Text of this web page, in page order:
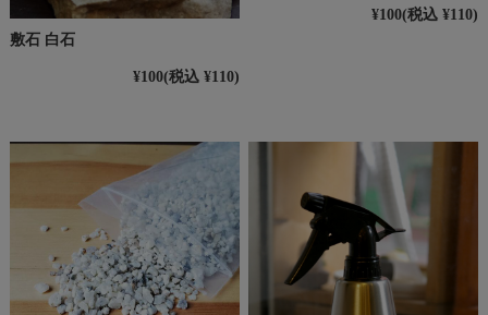
敷石 白石
¥100(税込 ¥110)
¥100(税込 ¥110)